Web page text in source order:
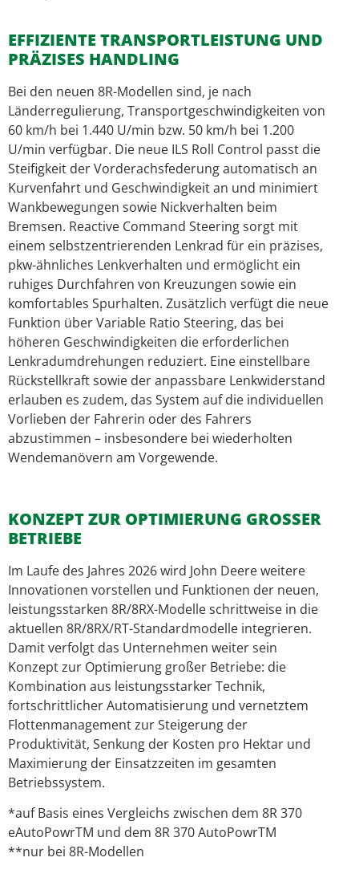
EFFIZIENTE TRANSPORTLEISTUNG UND
PRÄZISES HANDLING
Bei den neuen 8R-Modellen sind, je nach
Länderregulierung, Transportgeschwindigkeiten von
60 km/h bei 1.440 U/min bzw. 50 km/h bei 1.200
U/min verfügbar. Die neue ILS Roll Control passt die
Steifigkeit der Vorderachsfederung automatisch an
Kurvenfahrt und Geschwindigkeit an und minimiert
Wankbewegungen sowie Nickverhalten beim
Bremsen. Reactive Command Steering sorgt mit
einem selbstzentrierenden Lenkrad für ein präzises,
pkw-ähnliches Lenkverhalten und ermöglicht ein
ruhiges Durchfahren von Kreuzungen sowie ein
komfortables Spurhalten. Zusätzlich verfügt die neue
Funktion über Variable Ratio Steering, das bei
höheren Geschwindigkeiten die erforderlichen
Lenkradumdrehungen reduziert. Eine einstellbare
Rückstellkraft sowie der anpassbare Lenkwiderstand
erlauben es zudem, das System auf die individuellen
Vorlieben der Fahrerin oder des Fahrers
abzustimmen – insbesondere bei wiederholten
Wendemanövern am Vorgewende.
KONZEPT ZUR OPTIMIERUNG GROSSER B
ETRIEBE
Im Laufe des Jahres 2026 wird John Deere weitere
Innovationen vorstellen und Funktionen der neuen,
leistungsstarken 8R/8RX-Modelle schrittweise in die
aktuellen 8R/8RX/RT-Standardmodelle integrieren.
Damit verfolgt das Unternehmen weiter sein
Konzept zur Optimierung großer Betriebe: die
Kombination aus leistungsstarker Technik,
fortschrittlicher Automatisierung und vernetztem
Flottenmanagement zur Steigerung der
Produktivität, Senkung der Kosten pro Hektar und
Maximierung der Einsatzzeiten im gesamten
Betriebssystem.
*auf Basis eines Vergleichs zwischen dem 8R 370
eAutoPowrTM und dem 8R 370 AutoPowrTM
**nur bei 8R-Modellen